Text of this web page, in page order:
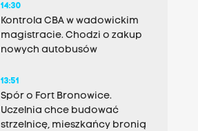
14:30
Kontrola CBA w wadowickim
magistracie. Chodzi o zakup
nowych autobusów
13:51
Spór o Fort Bronowice.
Uczelnia chce budować
strzelnicę, mieszkańcy bronią